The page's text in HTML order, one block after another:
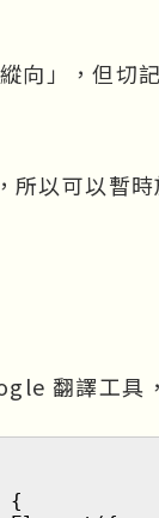
向」，但切
以可以暫時
翻譯工具